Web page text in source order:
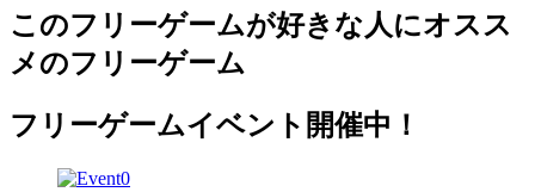
このフリーゲームが好きな人にオスス
メのフリーゲーム
フリーゲームイベント開催中！